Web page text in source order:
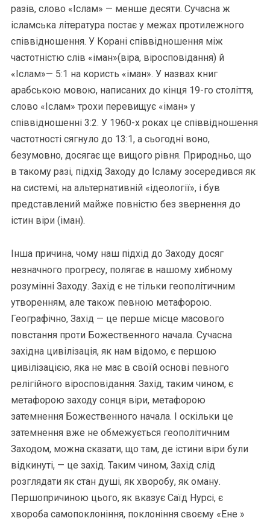
разів, слово «Іслам» — менше десяти. Сучасна ж
ісламська література постає у межах протилежного
співвідношення. У Корані співвідношення між
частотністю слів «іман»(віра, віросповідання) й
«Іслам»— 5:1 на користь «іман». У назвах книг
арабською мовою, написаних до кінця 19-го століття,
слово «Іслам» трохи перевищує «іман» у
співвідношенні 3:2. У 1960-х роках це співвідношення
частотності сягнуло до 13:1, а сьогодні воно,
безумовно, досягає ще вищого рівня. Природньо, що
в такому разі, підхід Заходу до Ісламу зосередився як
на системі, на альтернативній «ідеології», і був
представлений майже повністю без звернення до
істин віри (іман).
Інша причина, чому наш підхід до Заходу досяг
незначного прогресу, полягає в нашому хибному
розумінні Заходу. Захід є не тільки геополітичним
утворенням, але також певною метафорою.
Географічно, Захід — це перше місце масового
повстання проти Божественного начала. Сучасна
західна цивілізація, як нам відомо, є першою
цивілізацією, яка не має в своїй основі певного
релігійного віросповідання. Захід, таким чином, є
метафорою заходу сонця віри, метафорою
затемнення Божественного начала. І оскільки це
затемнення вже не обмежується геополітичним
Заходом, можна сказати, що там, де істини віри були
відкинуті, — це захід. Таким чином, Захід слід
розглядати як стан душі, як хворобу, як оману.
Першопричиною цього, як вказує Саїд Нурсі, є
хвороба самопоклоніння, поклоніння своєму «Ене »